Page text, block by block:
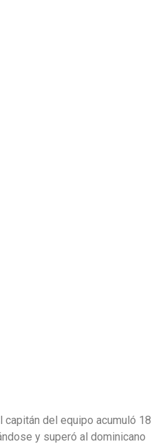
capitán del equipo acumuló 18
y superó al dominicano